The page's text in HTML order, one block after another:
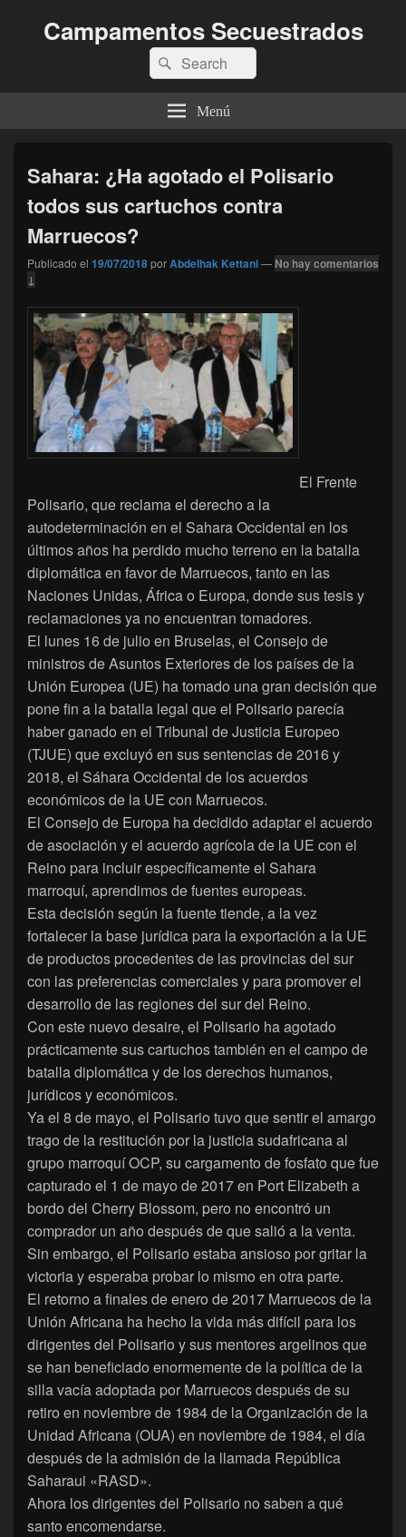
Campamentos Secuestrados
Buscar
por:
Buscar
Menú
Sahara: ¿Ha agotado el Polisario
todos sus cartuchos contra
Marruecos?
Publicado el 19/07/2018porAbdelhak Kettani— No hay comentarios
↓
El Frente
Polisario, que reclama el derecho a la
autodeterminación en el Sahara Occidental en los
últimos años ha perdido mucho terreno en la batalla
diplomática en favor de Marruecos, tanto en las
Naciones Unidas, África o Europa, donde sus tesis y
reclamaciones ya no encuentran tomadores.
El lunes 16 de julio en Bruselas, el Consejo de
ministros de Asuntos Exteriores de los países de la
Unión Europea (UE) ha tomado una gran decisión que
pone fin a la batalla legal que el Polisario parecía
haber ganado en el Tribunal de Justicia Europeo
(TJUE) que excluyó en sus sentencias de 2016 y
2018, el Sáhara Occidental de los acuerdos
económicos de la UE con Marruecos.
El Consejo de Europa ha decidido adaptar el acuerdo
de asociación y el acuerdo agrícola de la UE con el
Reino para incluir específicamente el Sahara
marroquí, aprendimos de fuentes europeas.
Esta decisión según la fuente tiende, a la vez
fortalecer la base jurídica para la exportación a la UE
de productos procedentes de las provincias del sur
con las preferencias comerciales y para promover el
desarrollo de las regiones del sur del Reino.
Con este nuevo desaire, el Polisario ha agotado
prácticamente sus cartuchos también en el campo de
batalla diplomática y de los derechos humanos,
jurídicos y económicos.
Ya el 8 de mayo, el Polisario tuvo que sentir el amargo
trago de la restitución por la justicia sudafricana al
grupo marroquí OCP, su cargamento de fosfato que fue
capturado el 1 de mayo de 2017 en Port Elizabeth a
bordo del Cherry Blossom, pero no encontró un
comprador un año después de que salió a la venta.
Sin embargo, el Polisario estaba ansioso por gritar la
victoria y esperaba probar lo mismo en otra parte.
El retorno a finales de enero de 2017 Marruecos de la
Unión Africana ha hecho la vida más difícil para los
dirigentes del Polisario y sus mentores argelinos que
se han beneficiado enormemente de la política de la
silla vacía adoptada por Marruecos después de su
retiro en noviembre de 1984 de la Organización de la
Unidad Africana (OUA) en noviembre de 1984, el día
después de la admisión de la llamada República
Saharaui «RASD».
Ahora los dirigentes del Polisario no saben a qué
santo encomendarse.